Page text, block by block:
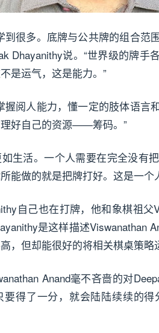
到很多。底牌与公共牌的组合范
Dhayanithy说。“世界级的牌
是运气，这是能力。”
握阅人能力，懂一定的肢体语言
好自己的资源——筹码。”
生活。一个人需要在完全没有
能做的就是把牌打好。这是一个
自己也在打牌，他和象棋祖
是这样描述Viswanathan
，但却能很好的将相关棋桌策略
Anand毫不吝啬的对
得了一分，就会陆陆续续的